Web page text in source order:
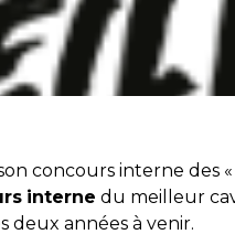
concours interne des «
interne du meilleur
deux années à venir.